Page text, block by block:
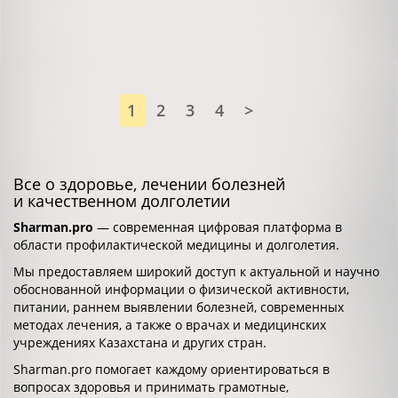
1 2 3 4 >
Все о здоровье, лечении болезней
и качественном долголетии
Sharman.pro — современная цифровая платформа в
области профилактической медицины и долголетия.
Мы предоставляем широкий доступ к актуальной и научно
обоснованной информации о физической активности,
питании, раннем выявлении болезней, современных
методах лечения, а также о врачах и медицинских
учреждениях Казахстана и других стран.
Sharman.pro помогает каждому ориентироваться в
вопросах здоровья и принимать грамотные,